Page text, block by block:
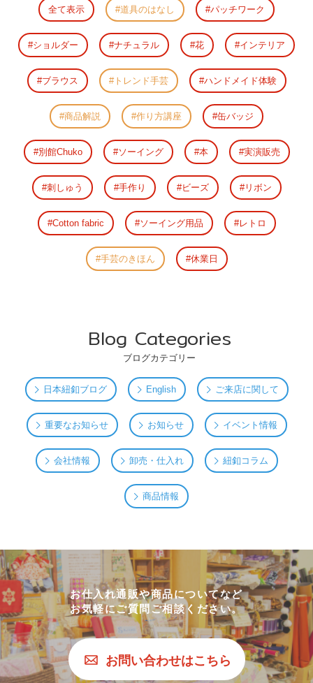
全て表示 道具のはなし パッチワーク
ショルダー ナチュラル 花 インテリア
ブラウス トレンド手芸 ハンドメイド体験
商品解説 作り方講座 缶バッジ
別館Chuko ソーイング 本 実演販売
刺しゅう 手作り ビーズ リボン
Cotton fabric ソーイング用品 レトロ
手芸のきほん 休業日
Blog Categories
ブログカテゴリー
日本紐釦ブログ English ご来店に関して
重要なお知らせ お知らせ イベント情報
会社情報 卸売・仕入れ 紐釦コラム
商品情報
お仕入れ通販や商品についてなど
お気軽にご質問ご相談ください。
お問い合わせはこちら